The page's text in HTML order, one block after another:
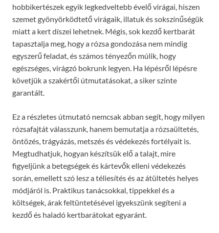
hobbikertészek egyik legkedveltebb évelő virágai, hiszen
szemet gyönyörködtető virágaik, illatuk és sokszínűségük
miatt a kert díszei lehetnek. Mégis, sok kezdő kertbarát
tapasztalja meg, hogy a rózsa gondozása nem mindig
egyszerű feladat, és számos tényezőn múlik, hogy
egészséges, virágzó bokrunk legyen. Ha lépésről lépésre
követjük a szakértői útmutatásokat, a siker szinte
garantált.
Ez a részletes útmutató nemcsak abban segít, hogy milyen
rózsafajtát válasszunk, hanem bemutatja a rózsaültetés,
öntözés, trágyázás, metszés és védekezés fortélyait is.
Megtudhatjuk, hogyan készítsük elő a talajt, mire
figyeljünk a betegségek és kártevők elleni védekezés
során, emellett szó lesz a téliesítés és az átültetés helyes
módjáról is. Praktikus tanácsokkal, tippekkel és a
költségek, árak feltüntetésével igyekszünk segíteni a
kezdő és haladó kertbarátokat egyaránt.